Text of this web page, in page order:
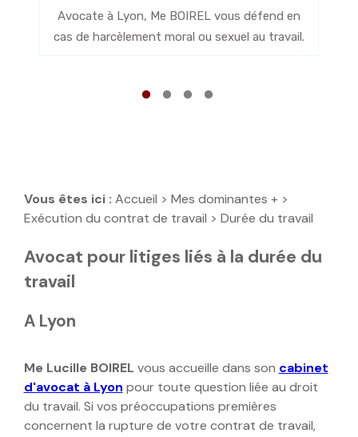
Avocate à Lyon, Me BOIREL vous défend en
cas de harcèlement moral ou sexuel au travail.
Vous êtes ici : Accueil > Mes dominantes + >
Exécution du contrat de travail > Durée du travail
Avocat pour litiges liés à la durée du
travail
A Lyon
Me Lucille BOIREL vous accueille dans son cabinet
d'avocat à Lyon pour toute question liée au droit
du travail. Si vos préoccupations premières
concernent la rupture de votre contrat de travail,